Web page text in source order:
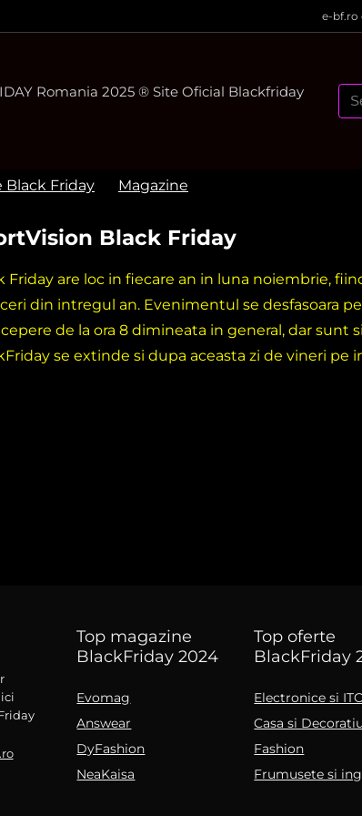
e-bf.ro
Romania 2025 ® Site Oficial Blackfriday
Black Friday Magazine
Black Friday
Friday are loc in fiecare an in luna noiembrie,
din intregul an. Evenimentul se desfasoara
de la ora 8 dimineata in general, dar sunt
se extinde si dupa aceasta zi de vineri
Top magazine
BlackFriday 2024
Evomag
Answear
DyFashion
NeaKaisa
Top oferte
BlackFriday
Electronice si ITC
Casa si
Fashion
Frumusete si